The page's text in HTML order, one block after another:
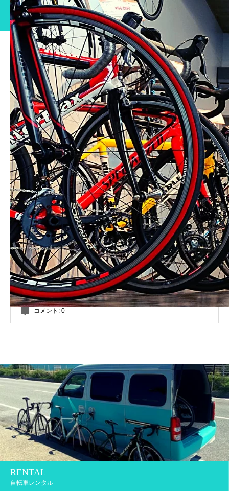
ブログ 名称未設定のデザイン (2)
名称未設定のデザイン (2)
2021.09.17
この記事のタイトルとURLをコピーする
コメント: 0
RENTAL
自転車レンタル